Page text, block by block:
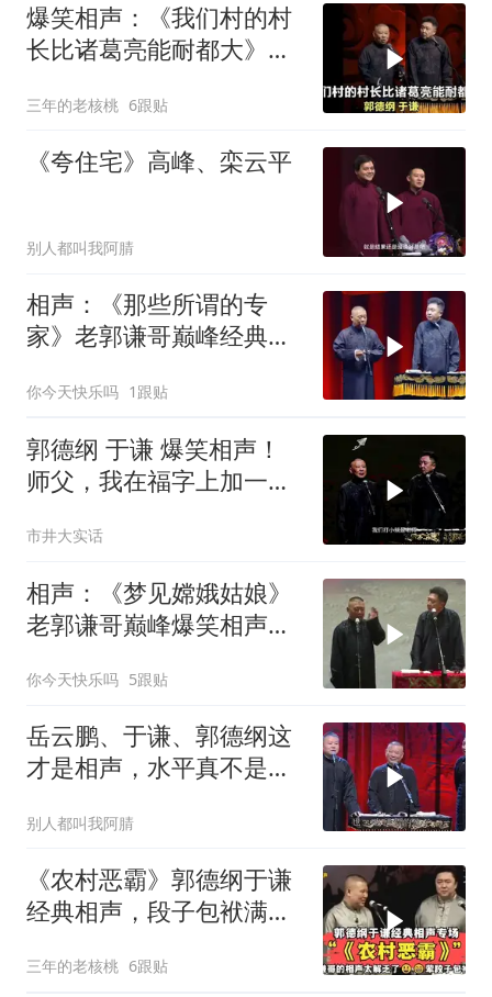
爆笑相声：《我们村的村
长比诸葛亮能耐都大》郭
三年的老核桃 6跟贴
《夸住宅》高峰、栾云平
别人都叫我阿腈
相声：《那些所谓的专
家》老郭谦哥巅峰经典爆
你今天快乐吗 1跟贴
郭德纲 于谦 爆笑相声！
师父，我在福字上加一
市井大实话
相声：《梦见嫦娥姑娘》
老郭谦哥巅峰爆笑相声太
你今天快乐吗 5跟贴
岳云鹏、于谦、郭德纲这
才是相声，水平真不是盖
别人都叫我阿腈
《农村恶霸》郭德纲于谦
经典相声，段子包袱满
三年的老核桃 6跟贴